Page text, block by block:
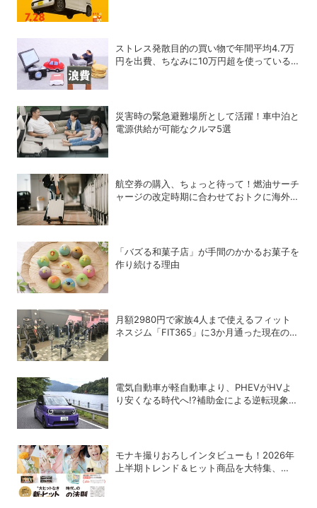
ストレス発散目的の買い物で年間平均4.7万
円を出費、ちなみに10万円超を使っている
災害時の緊急避難場所として活躍！車中泊と
電源供給が可能なクルマ5選
航空券の購入、ちょっと待って！燃油サーチ
ャージの改定時期に合わせておトクに海外航
「バズる和菓子店」が手間のかかるお菓子を
作り続ける理由
月額2980円で家族4人まで使えるフィット
ネスジム「FIT365」に3か月通った現在のリ
電気自動車が軽自動車より、PHEVがHVよ
り安くなる時代へ!?補助金による逆転現象に
モナキ撮りおろしインタビューも！2026年
上半期トレンド＆ヒット商品を大特集、